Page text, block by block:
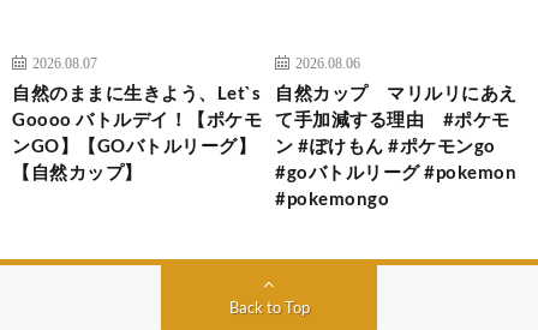
2026.08.07
自然のままに生きよう、Let`s
Goooo バトルデイ！【ポケモ
ンGO】【GOバトルリーグ】
【自然カップ】
2026.08.06
自然カップ マリルリにあえ
て手加減する理由 #ポケモ
ン #ぽけもん #ポケモンgo
#goバトルリーグ #pokemon
#pokemongo
Back to Top